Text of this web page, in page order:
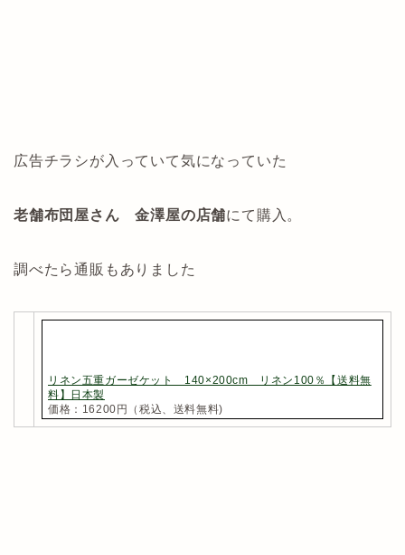
広告チラシが入っていて気になっていた
老舗布団屋さん 金澤屋の店舗にて購入。
調べたら通販もありました
リネン五重ガーゼケット 140×200cm リネン100％【送料無
料】日本製
価格：16200円（税込、送料無料)